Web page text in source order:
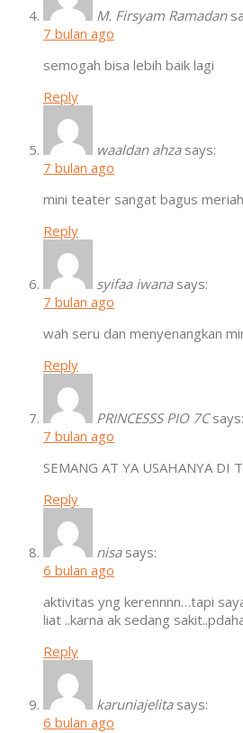
M. Firsyam Ramadan
7 bulan ago
semogah bisa lebih baik lagi
Reply
waaldan ahza says:
7 bulan ago
mini teater sangat bagus
Reply
syifaa iwana says:
7 bulan ago
wah seru dan menyenangkan
Reply
PRINCESSS PIO 7C says:
7 bulan ago
SEMANG AT YA USAHANYA DI
Reply
nisa says:
6 bulan ago
aktivitas yng kerennnn…tapi
liat ..karna ak sedang
Reply
karuniajelita says:
6 bulan ago